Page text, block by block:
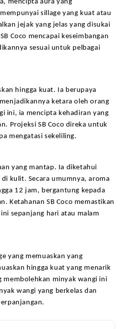
mencipta aura yang
sillage yang kuat atau
jejak yang jelas yang disukai
Coco mencapai keseimbangan
sesuai untuk pelbagai
hingga kuat. Ia berupaya
ketara oleh orang
ini, ia mencipta kehadiran yang
Projeksi SB Coco direka untuk
mengatasi sekeliling.
yang mantap. Ia diketahui
kulit. Secara umumnya, aroma
12 jam, bergantung kepada
Ketahanan SB Coco memastikan
sepanjang hari atau malam
yang memuaskan yang
hingga kuat yang menarik
membolehkan minyak wangi ini
wangi yang berkelas dan